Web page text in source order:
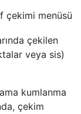
çekimi menüsü
çekilen
veya sis)
kumlanma
çekim